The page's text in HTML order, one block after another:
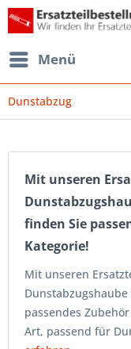
Menü
Dunstabzug
Mit unseren
finden Sie
Kategorie!
Mit unseren
passendes
Art, passend für